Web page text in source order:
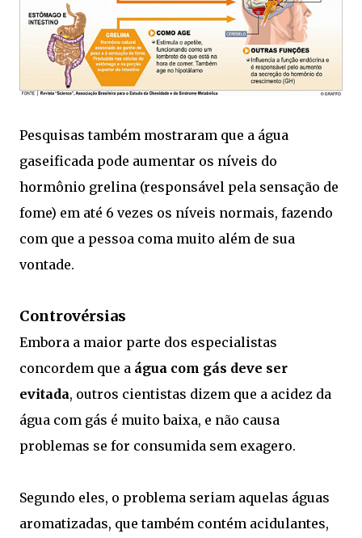
Pesquisas também mostraram que a água
gaseificada pode aumentar os níveis do
hormônio grelina (responsável pela sensação de
fome) em até 6 vezes os níveis normais, fazendo
com que a pessoa coma muito além de sua
vontade.
Controvérsias
Embora a maior parte dos especialistas
concordem que a água com gás deve ser
evitada, outros cientistas dizem que a acidez da
água com gás é muito baixa, e não causa
problemas se for consumida sem exagero.
Segundo eles, o problema seriam aquelas águas
aromatizadas, que também contém acidulantes,